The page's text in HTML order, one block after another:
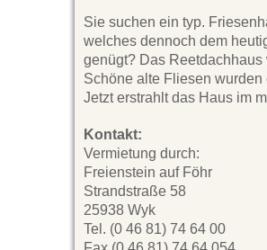
Sie suchen ein typ.
welches dennoch dem
genügt? Das
Schöne alte Fliesen
Jetzt erstrahlt das Haus im
Kontakt:
Vermietung durch:
Freienstein auf Föhr
Strandstraße 58
25938 Wyk
Tel. (0 46 81) 74 64 00